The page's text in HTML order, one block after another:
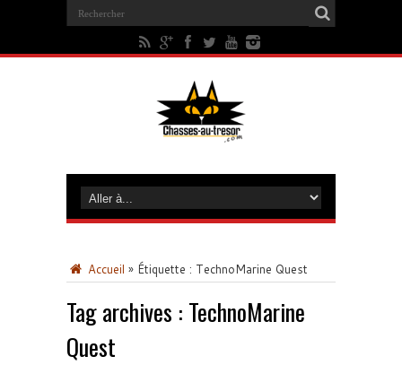
Accueil » Étiquette : TechnoMarine Quest
Tag archives : TechnoMarine
Quest